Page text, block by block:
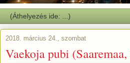
2018. március 24., szombat
Vaekoja pubi